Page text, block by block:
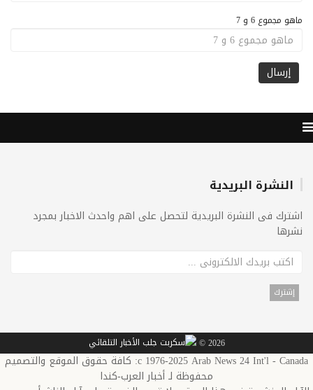
ماهو مجموع 6 و 7
النشرة البريدية
اشترك فى النشرة البريدية لتحصل على اهم واحدث الاخبار بمجرد
نشرها
2026 ©
c 1976-2025 Arab News 24 Int'l - Canada: كافة حقوق الموقع والتصميم
محفوظة لـ أخبار العرب-كندا